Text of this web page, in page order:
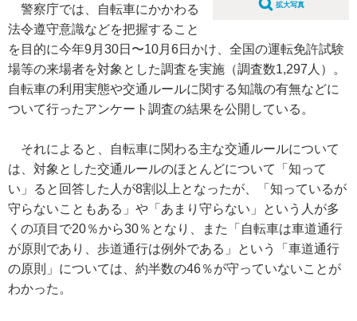
拡大写真
警察庁では、自転車にかかわる
法令遵守意識などを把握すること
を目的に今年9月30日〜10月6日かけ、全国の運転免許試験
場等の来場者を対象とした調査を実施（調査数1,297人）。
自転車の利用実態や交通ルールに関する知識の有無などに
ついて行ったアンケート調査の結果を公開している。
それによると、自転車に関わる主な交通ルールについて
は、対象とした交通ルールのほとんどについて「知って
い」ると回答した人が8割以上となったが、「知っているが
守らないこともある」や「あまり守らない」という人が多
くの項目で20％から30％となり、また「自転車は車道通行
が原則であり、歩道通行は例外である」という「車道通行
の原則」については、約半数の46％が守っていないことが
わかった。